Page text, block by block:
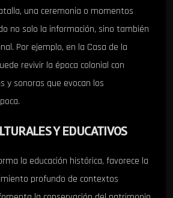
una ceremonia o momentos
no solo la información, sino también
Por ejemplo, en la Casa de la
revivir la época colonial con
y sonoras que evocan los
Y EDUCATIVOS
la educación histórica, favorece la
profundo de contextos